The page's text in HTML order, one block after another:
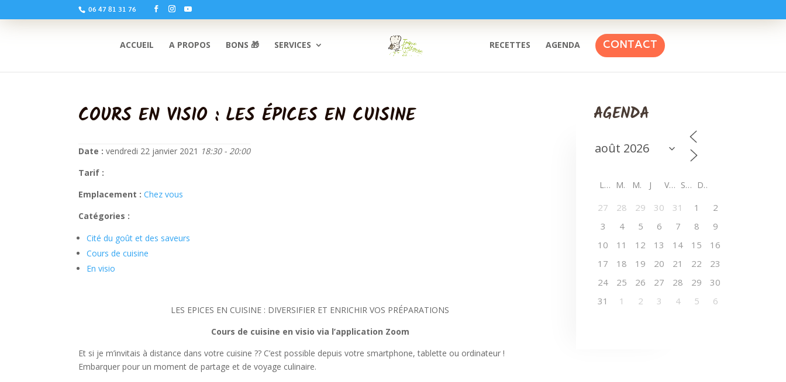
06 47 81 31 76
ACCUEIL A PROPOS BONS 🎁 SERVICES RECETTES AGENDA CONTACT
COURS EN VISIO : LES ÉPICES EN CUISINE
Date : vendredi 22 janvier 2021 18:30 - 20:00
Tarif :
Emplacement : Chez vous
Catégories :
Cité du goût et des saveurs
Cours de cuisine
En visio
LES EPICES EN CUISINE : DIVERSIFIER ET ENRICHIR VOS PRÉPARATIONS
Cours de cuisine en visio via l’application Zoom
Et si je m’invitais à distance dans votre cuisine ?? C’est possible depuis votre smartphone, tablette ou ordinateur !
Embarquer pour un moment de partage et de voyage culinaire.
AGENDA
L M M J V S D
27 28 29 30 31 1
2
3
4 5 6 7 8
9
10
11 12 13 14 15
16
17
18 19 20 21 22
23
24
25 26 27 28 29
30
31
1 2 3 4 5 6